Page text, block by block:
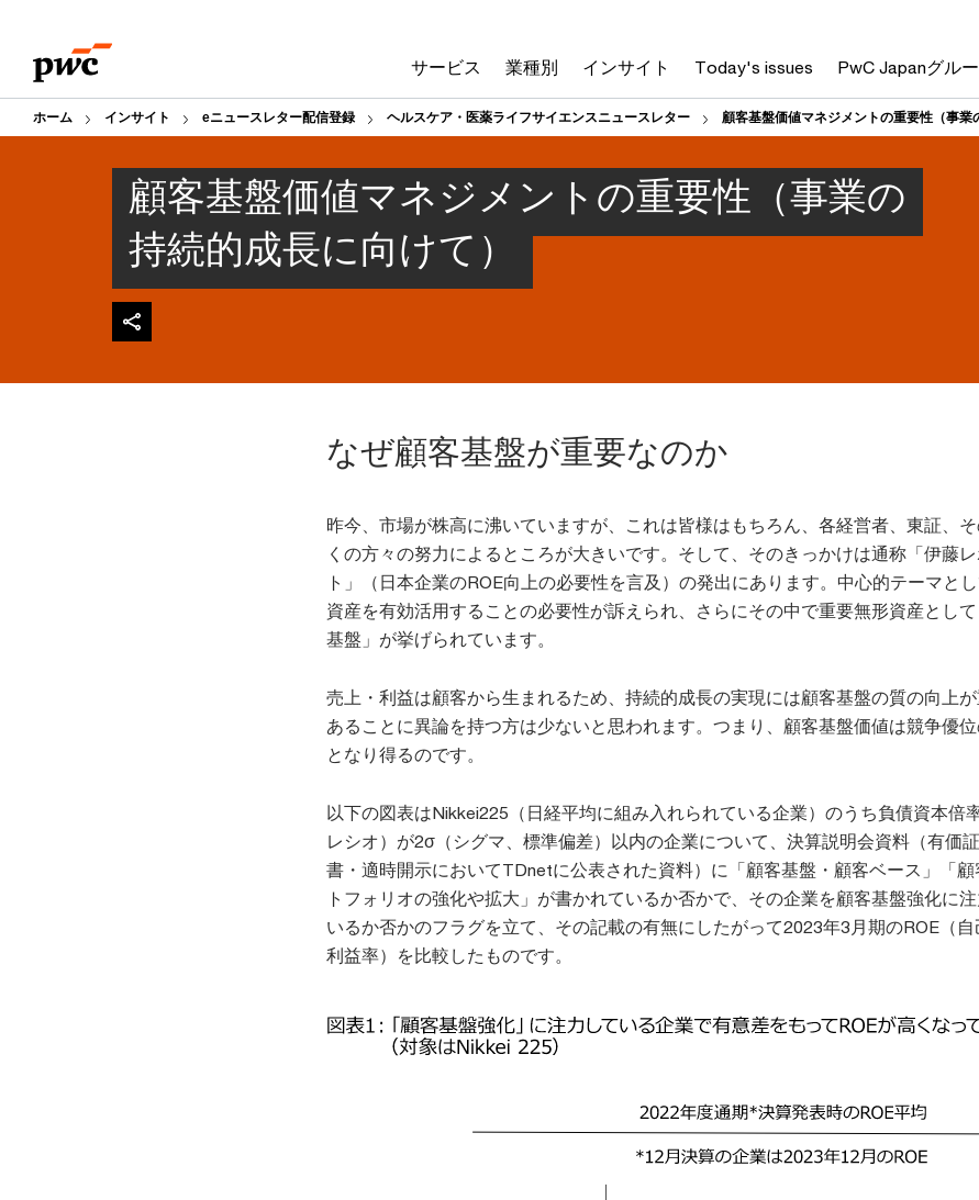
content
footer
サービス 業種別 インサイト Today's issues PwC Japanグル
ホーム インサイト eニュースレター配信登録 ヘルスケア・医薬ライフサイエンスニュースレター 顧客基盤価値マネジメントの重要性（事業
顧客基盤価値マネジメントの重要性（事業の
持続的成長に向けて）
なぜ顧客基盤が重要なのか
昨今、市場が株高に沸いていますが、これは皆様はもちろん、各経営者、東証、
くの方々の努力によるところが大きいです。そして、そのきっかけは通称「伊藤
ト」（日本企業のROE向上の必要性を言及）の発出にあります。中心的テーマと
資産を有効活用することの必要性が訴えられ、さらにその中で重要無形資産とし
基盤」が挙げられています。
売上・利益は顧客から生まれるため、持続的成長の実現には顧客基盤の質の向上
あることに異論を持つ方は少ないと思われます。つまり、顧客基盤価値は競争優
となり得るのです。
以下の図表はNikkei225（日経平均に組み入れられている企業）のうち負債資本倍
レシオ）が2σ（シグマ、標準偏差）以内の企業について、決算説明会資料（有価
書・適時開示においてTDnetに公表された資料）に「顧客基盤・顧客ベース」「顧
トフォリオの強化や拡大」が書かれているか否かで、その企業を顧客基盤強化に
いるか否かのフラグを立て、その記載の有無にしたがって2023年3月期のROE（自
利益率）を比較したものです。